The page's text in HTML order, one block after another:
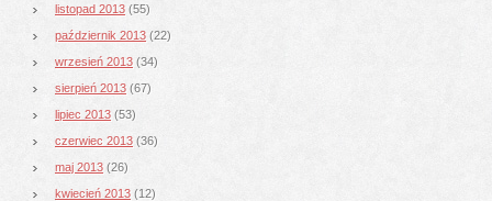
listopad 2013 (55)
październik 2013 (22)
wrzesień 2013 (34)
sierpień 2013 (67)
lipiec 2013 (53)
czerwiec 2013 (36)
maj 2013 (26)
kwiecień 2013 (12)